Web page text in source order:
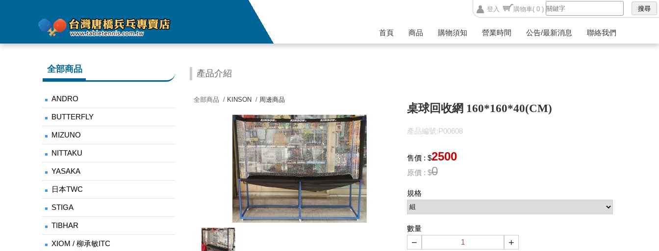
登入 購物車( 0 )
首頁 商品 購物須知 營業時間 公告/最新消息 聯絡我們
全部商品
ANDRO
BUTTERFLY
MIZUNO
NITTAKU
YASAKA
日本TWC
STIGA
TIBHAR
XIOM / 柳承敏ITC
產品介紹
全部商品 / KINSON/ 周邊商品
桌球回收網 160*160*40(CM)
產品編號:P00608
售價 : $2500
原價 : $0
規格
數量
− +